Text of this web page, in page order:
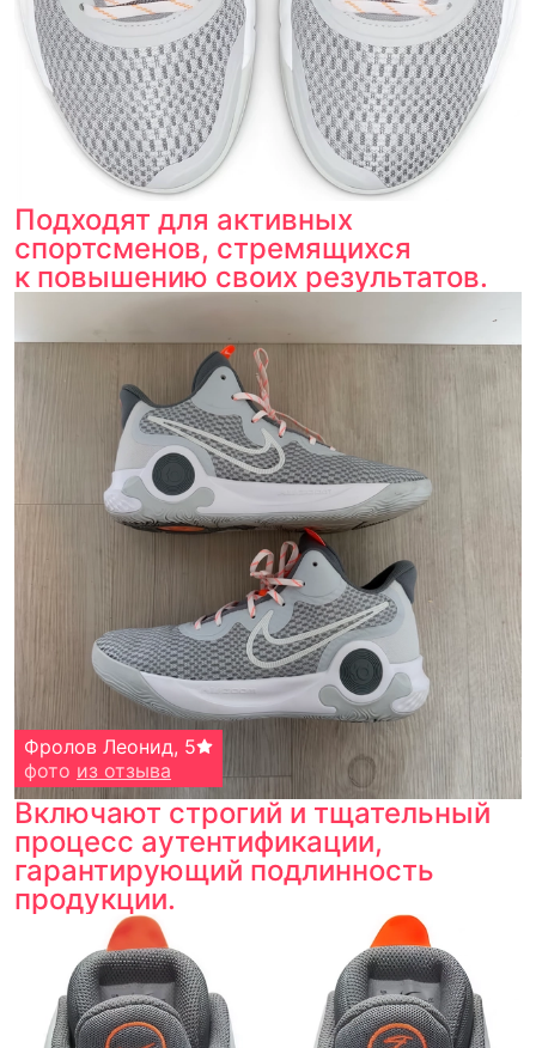
Подходят для активных
спортсменов, стремящихся
к повышению своих результатов.
Фролов Леонид, 5
фото из отзыва
Включают строгий и тщательный
процесс аутентификации,
гарантирующий подлинность
продукции.